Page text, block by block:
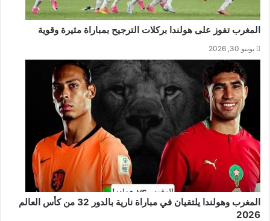
المغرب تفوز على هولندا بركلات الترجيح بمباراة مثيرة وقوية
يونيو 30, 2026
المغرب وهولندا يلتقيان في مباراة نارية بالدور 32 من كأس العالم
2026